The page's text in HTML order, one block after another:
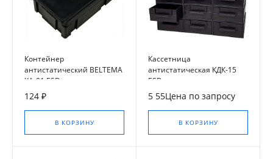
Контейнер
антистатический BELTEMA
КА-01 ESD
124 ₽
В КОРЗИНУ
Кассетница
антистатическая КДК-15
ESD
5 55Цена по запросу
В КОРЗИНУ